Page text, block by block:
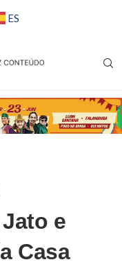
ES
e
Casa